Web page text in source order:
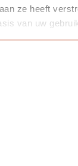
ze heeft
van uw